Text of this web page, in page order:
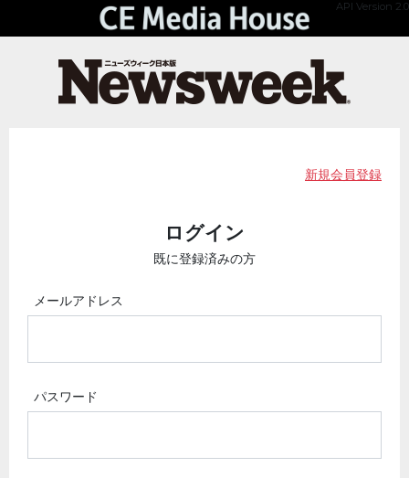
API Version 2.0
新規会員登録
ログイン
既に登録済みの方
メールアドレス
パスワード